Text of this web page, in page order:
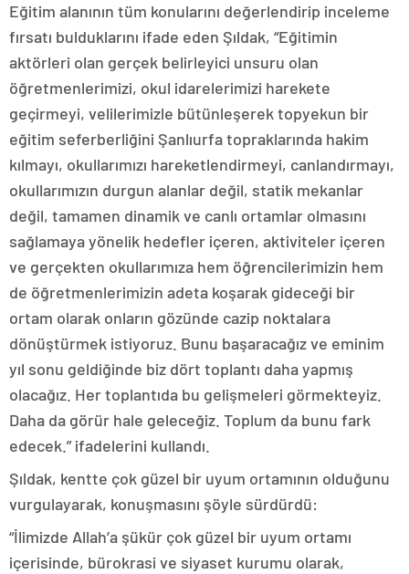
Eğitim alanının tüm konularını değerlendirip inceleme
fırsatı bulduklarını ifade eden Şıldak, “Eğitimin
aktörleri olan gerçek belirleyici unsuru olan
öğretmenlerimizi, okul idarelerimizi harekete
geçirmeyi, velilerimizle bütünleşerek topyekun bir
eğitim seferberliğini Şanlıurfa topraklarında hakim
kılmayı, okullarımızı hareketlendirmeyi, canlandırmayı,
okullarımızın durgun alanlar değil, statik mekanlar
değil, tamamen dinamik ve canlı ortamlar olmasını
sağlamaya yönelik hedefler içeren, aktiviteler içeren
ve gerçekten okullarımıza hem öğrencilerimizin hem
de öğretmenlerimizin adeta koşarak gideceği bir
ortam olarak onların gözünde cazip noktalara
dönüştürmek istiyoruz. Bunu başaracağız ve eminim
yıl sonu geldiğinde biz dört toplantı daha yapmış
olacağız. Her toplantıda bu gelişmeleri görmekteyiz.
Daha da görür hale geleceğiz. Toplum da bunu fark
edecek.” ifadelerini kullandı.
Şıldak, kentte çok güzel bir uyum ortamının olduğunu
vurgulayarak, konuşmasını şöyle sürdürdü:
“İlimizde Allah’a şükür çok güzel bir uyum ortamı
içerisinde, bürokrasi ve siyaset kurumu olarak,